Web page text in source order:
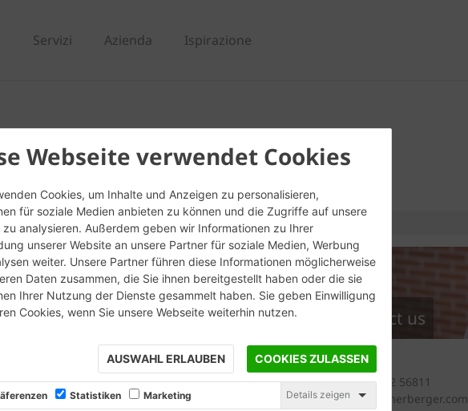
Webseite verwendet Cookies
Cookies, um Inhalte und Anzeigen zu personalisieren,
für soziale Medien anbieten zu können und die Zugriffe auf unsere
zu analysieren. Außerdem geben wir Informationen zu Ihrer
unserer Website an unsere Partner für soziale Medien, Werbung
weiter. Unsere Partner führen diese Informationen möglicherweise
Daten zusammen, die Sie ihnen bereitgestellt haben oder die sie
Ihrer Nutzung der Dienste gesammelt haben. Sie geben Einwilligung
Cookies, wenn Sie unsere Webseite weiterhin nutzen.
AUSWAHL ERLAUBEN COOKIES ZULASSEN
Statistiken Marketing Details zeigen
Servizi Azienda Ispirazione
19 T mezzo - TER
Contact us
General
+39 0542 56811
italia@wienerberger.com